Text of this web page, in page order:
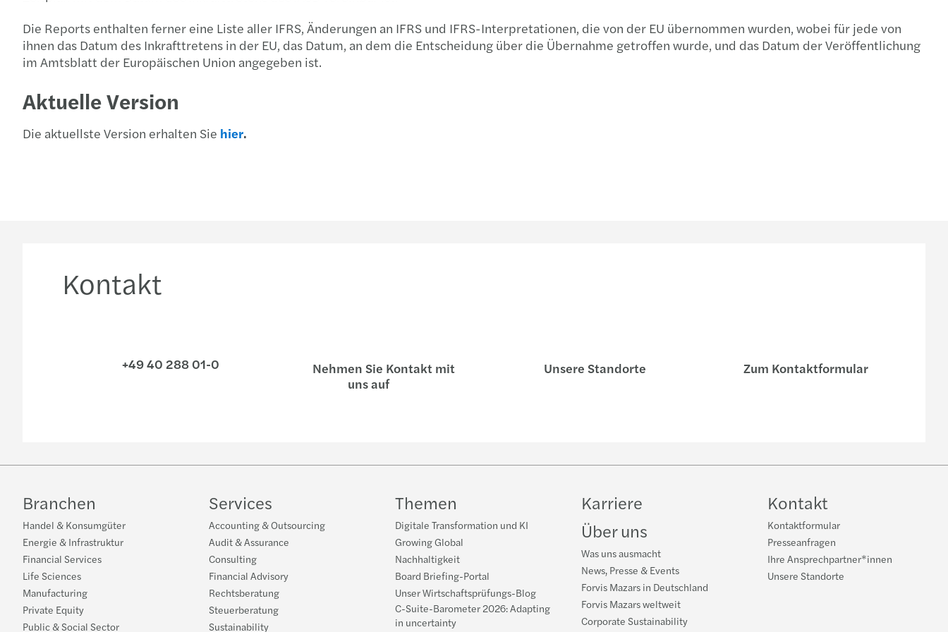
Die Reports enthalten ferner eine Liste aller IFRS, Änderungen an IFRS und IFRS-Interpretationen, die von der EU übernommen wurden, wobei für jede von
ihnen das Datum des Inkrafttretens in der EU, das Datum, an dem die Entscheidung über die Übernahme getroffen wurde, und das Datum der Veröffentlichung
im Amtsblatt der Europäischen Union angegeben ist.
Aktuelle Version
Die aktuellste Version erhalten Sie hier.
Kontakt
+49 40 288 01-0
Nehmen Sie Kontakt mit
uns auf
Unsere Standorte Zum Kontaktformular
Branchen
Handel & Konsumgüter
Energie & Infrastruktur
Financial Services
Life Sciences
Manufacturing
Private Equity
Public & Social Sector
Services
Accounting & Outsourcing
Audit & Assurance
Consulting
Financial Advisory
Rechtsberatung
Steuerberatung
Sustainability
Themen
Digitale Transformation und KI
Growing Global
Nachhaltigkeit
Board Briefing-Portal
Unser Wirtschaftsprüfungs-Blog
C-Suite-Barometer 2026: Adapting
in uncertainty
Karriere
Über uns
Was uns ausmacht
News, Presse & Events
Forvis Mazars in Deutschland
Forvis Mazars weltweit
Corporate Sustainability
Kontakt
Kontaktformular
Presseanfragen
Ihre Ansprechpartner*innen
Unsere Standorte